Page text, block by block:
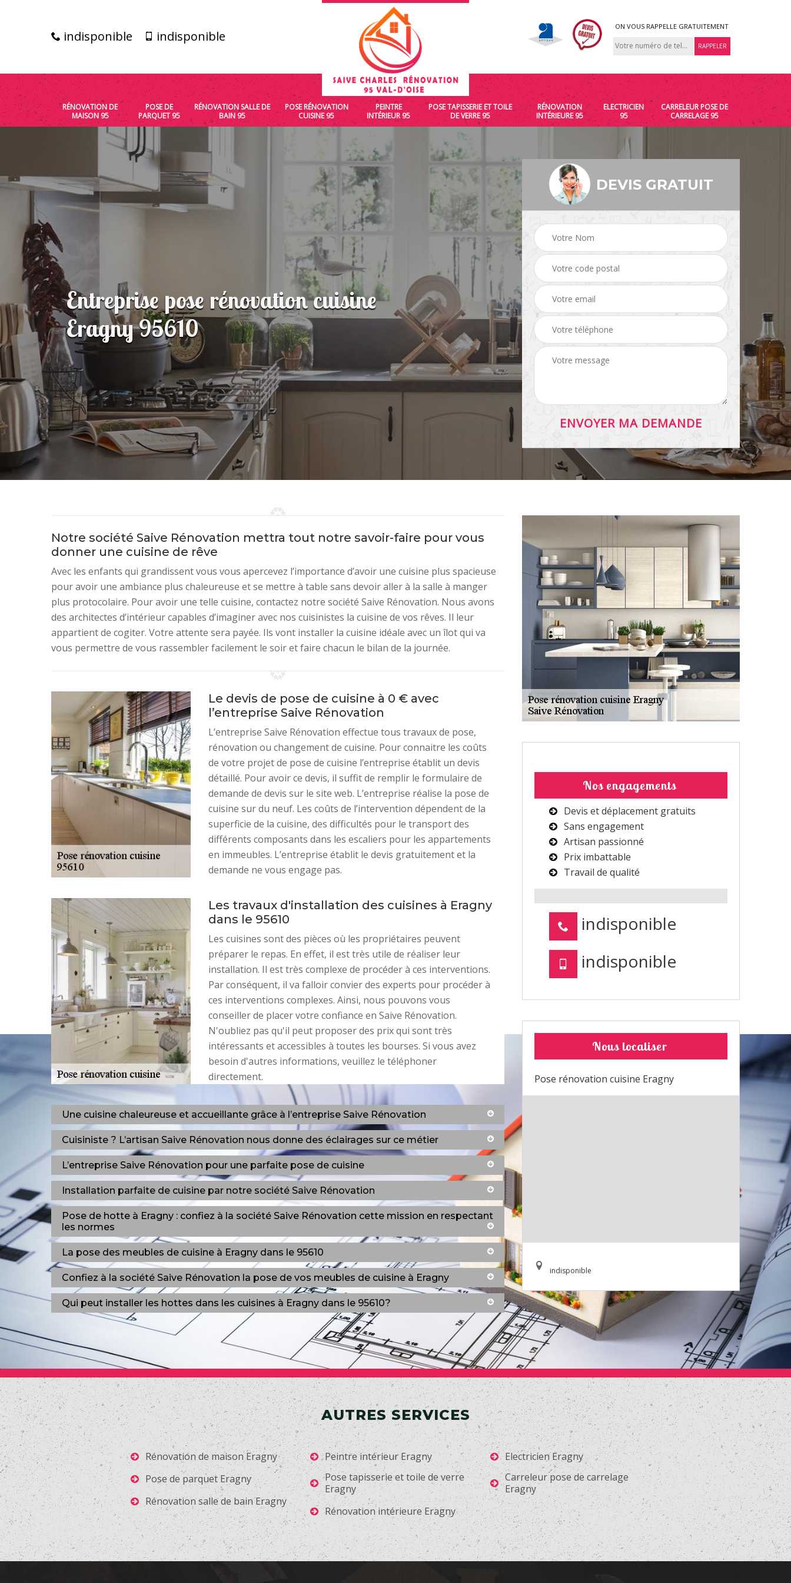
indisponible indisponible
ON VOUS RAPPELLE GRATUITEMENT
RÉNOVATION DE
MAISON 95
POSE DE
PARQUET 95
RÉNOVATION SALLE DE
BAIN 95
POSE RÉNOVATION
CUISINE 95
PEINTRE
INTÉRIEUR 95
POSE TAPISSERIE ET TOILE
DE VERRE 95
RÉNOVATION
INTÉRIEURE 95
ELECTRICIEN
95
CARRELEUR POSE DE
CARRELAGE 95
Entreprise pose rénovation cuisine
Eragny 95610
DEVIS GRATUIT
Notre société Saive Rénovation mettra tout notre savoir-faire pour vous
donner une cuisine de rêve
Avec les enfants qui grandissent vous vous apercevez l’importance d’avoir une cuisine plus spacieuse
pour avoir une ambiance plus chaleureuse et se mettre à table sans devoir aller à la salle à manger
plus protocolaire. Pour avoir une telle cuisine, contactez notre société Saive Rénovation. Nous avons
des architectes d’intérieur capables d’imaginer avec nos cuisinistes la cuisine de vos rêves. Il leur
appartient de cogiter. Votre attente sera payée. Ils vont installer la cuisine idéale avec un îlot qui va
vous permettre de vous rassembler facilement le soir et faire chacun le bilan de la journée.
Le devis de pose de cuisine à 0 € avec
l’entreprise Saive Rénovation
L’entreprise Saive Rénovation effectue tous travaux de pose,
rénovation ou changement de cuisine. Pour connaitre les coûts
de votre projet de pose de cuisine l’entreprise établit un devis
détaillé. Pour avoir ce devis, il suffit de remplir le formulaire de
demande de devis sur le site web. L’entreprise réalise la pose de
cuisine sur du neuf. Les coûts de l’intervention dépendent de la
superficie de la cuisine, des difficultés pour le transport des
différents composants dans les escaliers pour les appartements
en immeubles. L’entreprise établit le devis gratuitement et la
demande ne vous engage pas.
Les travaux d'installation des cuisines à Eragny
dans le 95610
Les cuisines sont des pièces où les propriétaires peuvent
préparer le repas. En effet, il est très utile de réaliser leur
installation. Il est très complexe de procéder à ces interventions.
Par conséquent, il va falloir convier des experts pour procéder à
ces interventions complexes. Ainsi, nous pouvons vous
conseiller de placer votre confiance en Saive Rénovation.
N'oubliez pas qu'il peut proposer des prix qui sont très
intéressants et accessibles à toutes les bourses. Si vous avez
besoin d'autres informations, veuillez le téléphoner
directement.
Une cuisine chaleureuse et accueillante grâce à l’entreprise Saive Rénovation
Cuisiniste ? L’artisan Saive Rénovation nous donne des éclairages sur ce métier
L’entreprise Saive Rénovation pour une parfaite pose de cuisine
Installation parfaite de cuisine par notre société Saive Rénovation
Pose de hotte à Eragny : confiez à la société Saive Rénovation cette mission en respectant
les normes
La pose des meubles de cuisine à Eragny dans le 95610
Confiez à la société Saive Rénovation la pose de vos meubles de cuisine à Eragny
Qui peut installer les hottes dans les cuisines à Eragny dans le 95610?
Nos engagements
Devis et déplacement gratuits
Sans engagement
Artisan passionné
Prix imbattable
Travail de qualité
indisponible
indisponible
Nous localiser
Pose rénovation cuisine Eragny
indisponible
AUTRES SERVICES
Rénovation de maison Eragny
Pose de parquet Eragny
Rénovation salle de bain Eragny
Peintre intérieur Eragny
Pose tapisserie et toile de verre
Eragny
Rénovation intérieure Eragny
Electricien Eragny
Carreleur pose de carrelage
Eragny